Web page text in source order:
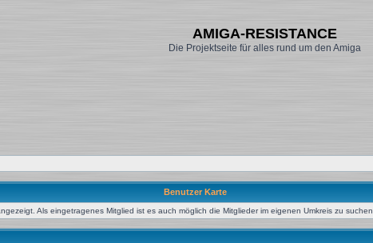
AMIGA-RESISTANCE
Die Projektseite für alles rund um den Amiga
Benutzer Karte
Als eingetragenes Mitglied ist es auch möglich die Mitglieder im eigenen Umkreis zu suchen.